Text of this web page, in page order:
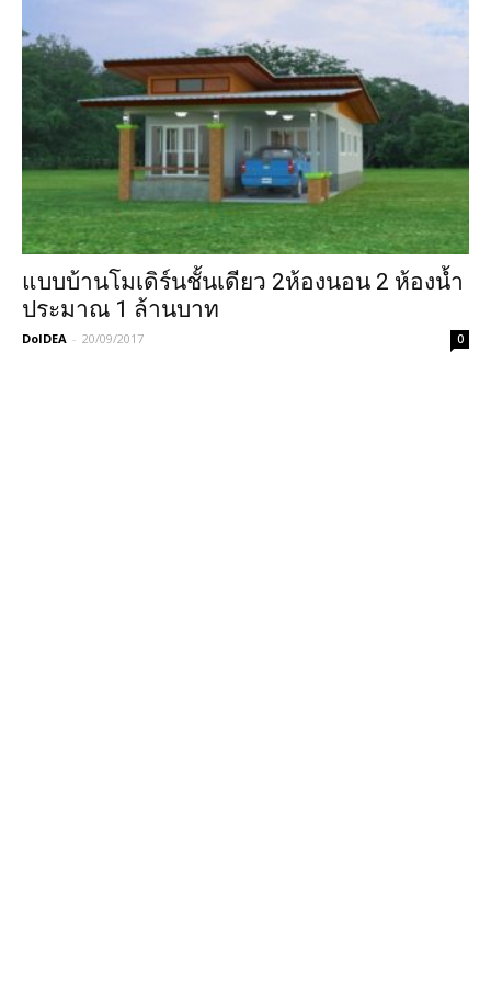
แบบบ้านโมเดิร์นชั้นเดียว 2ห้องนอน 2 ห้องน้ำ
ประมาณ 1 ล้านบาท
DoIDEA - 20/09/2017 0